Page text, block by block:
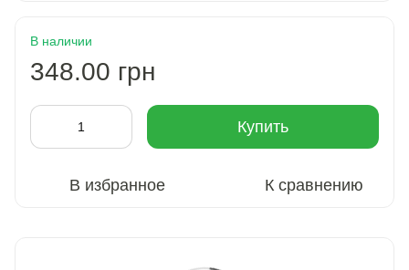
В наличии
348.00 грн
Купить
В избранное К сравнению